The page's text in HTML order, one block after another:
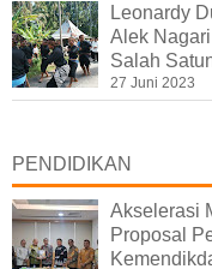
Leonardy
Alek
Salah
27 Juni 2023
PENDIDIKAN
Akselerasi
Proposal